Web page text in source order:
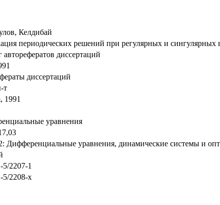
Келдибай
периодических решений при регулярных и сингулярных
авторефератов диссертаций
диссертаций
т
1991
уравнения
Дифференциальные уравнения, динамические системы и
2207-1
5/2208-x